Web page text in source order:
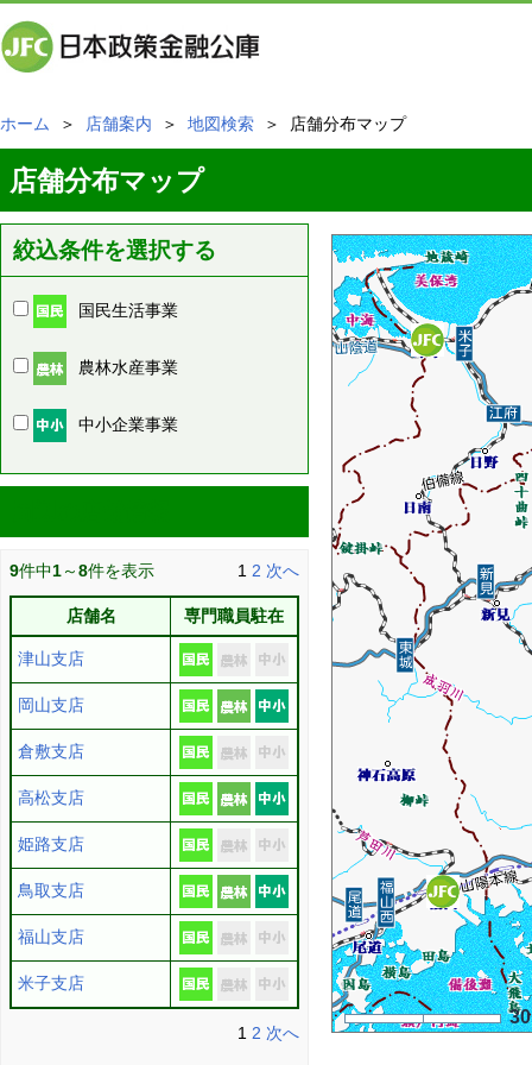
ホーム ＞ 店舗案内 ＞ 地図検索 ＞ 店舗分布マップ
店舗分布マップ
絞込条件を選択する
国民生活事業
農林水産事業
中小企業事業
9件中1～8件を表示 1 2 次へ
店舗名 専門職員駐在
津山支店
岡山支店
倉敷支店
高松支店
姫路支店
鳥取支店
福山支店
米子支店
1 2 次へ